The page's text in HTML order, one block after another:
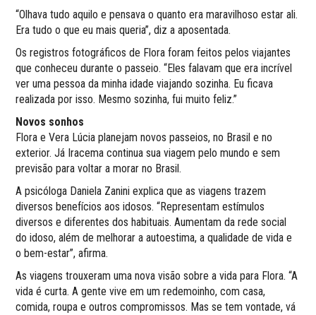
“Olhava tudo aquilo e pensava o quanto era maravilhoso estar ali.
Era tudo o que eu mais queria”, diz a aposentada.
Os registros fotográficos de Flora foram feitos pelos viajantes
que conheceu durante o passeio. “Eles falavam que era incrível
ver uma pessoa da minha idade viajando sozinha. Eu ficava
realizada por isso. Mesmo sozinha, fui muito feliz.”
Novos sonhos
Flora e Vera Lúcia planejam novos passeios, no Brasil e no
exterior. Já Iracema continua sua viagem pelo mundo e sem
previsão para voltar a morar no Brasil.
A psicóloga Daniela Zanini explica que as viagens trazem
diversos benefícios aos idosos. “Representam estímulos
diversos e diferentes dos habituais. Aumentam da rede social
do idoso, além de melhorar a autoestima, a qualidade de vida e
o bem-estar”, afirma.
As viagens trouxeram uma nova visão sobre a vida para Flora. “A
vida é curta. A gente vive em um redemoinho, com casa,
comida, roupa e outros compromissos. Mas se tem vontade, vá